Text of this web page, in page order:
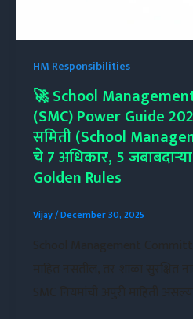
HM Responsibilities
🚀 School
(SMC) Power Guide
समिती (School
चे 7 अधिकार, 5
Golden Rules
Vijay/December 30, 2025